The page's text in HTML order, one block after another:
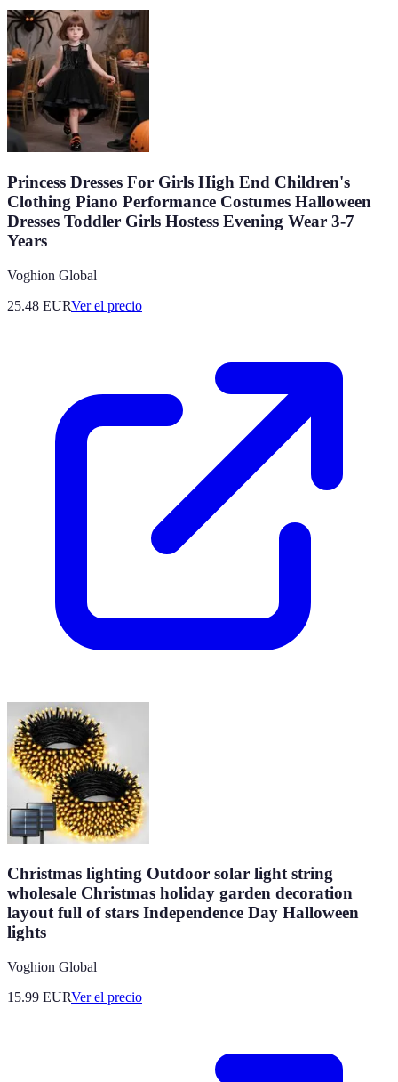
Princess Dresses For Girls High End Children's
Clothing Piano Performance Costumes Halloween
Dresses Toddler Girls Hostess Evening Wear 3-7
Years
Voghion Global
25.48 EURVer el precio
Christmas lighting Outdoor solar light string
wholesale Christmas holiday garden decoration
layout full of stars Independence Day Halloween
lights
Voghion Global
15.99 EURVer el precio